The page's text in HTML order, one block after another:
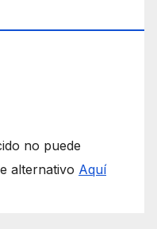
no puede
alternativo Aquí